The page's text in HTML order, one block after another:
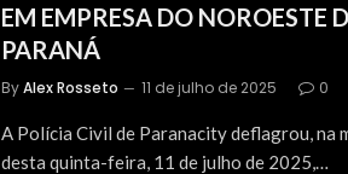
EM EMPRESA DO NOROESTE
PARANÁ
ByAlex Rosseto 11 de julho de 2025 0
A Polícia Civil de Paranacity deflagrou, na
desta quinta-feira, 11 de julho de 2025,…